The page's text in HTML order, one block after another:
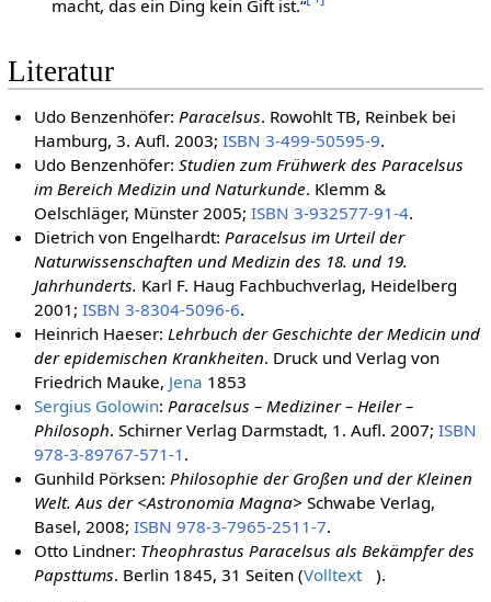
macht, das ein Ding kein Gift ist.“
Literatur
Udo Benzenhöfer:Paracelsus. Rowohlt TB, Reinbek bei
Hamburg, 3. Aufl. 2003;ISBN 3-499-50595-9.
Udo Benzenhöfer:Studien zum Frühwerk des Paracelsus
im Bereich Medizin und Naturkunde. Klemm &
Oelschläger, Münster 2005;ISBN 3-932577-91-4.
Dietrich von Engelhardt:Paracelsus im Urteil der
Naturwissenschaften und Medizin des 18. und 19.
Jahrhunderts. Karl F. Haug Fachbuchverlag, Heidelberg
2001;ISBN 3-8304-5096-6.
Heinrich Haeser:Lehrbuch der Geschichte der Medicin und
der epidemischen Krankheiten. Druck und Verlag von
Friedrich Mauke, Jena 1853
Sergius Golowin:Paracelsus – Mediziner – Heiler –
Philosoph. Schirner Verlag Darmstadt, 1. Aufl. 2007;ISBN
978-3-89767-571-1 .
Gunhild Pörksen:Philosophie der Großen und der Kleinen
Welt. Aus der <Astronomia Magna> Schwabe Verlag,
Basel, 2008;ISBN 978-3-7965-2511-7.
Otto Lindner: Theophrastus Paracelsus als Bekämpfer des
Papsttums. Berlin 1845, 31 Seiten (Volltext ).